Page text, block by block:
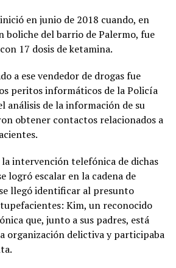
en junio de 2018 cuando, en
boliche del barrio de Palermo, fue
17 dosis de ketamina.
a ese vendedor de drogas fue
peritos informáticos de la Policía
análisis de la información de su
obtener contactos relacionados a
intervención telefónica de dichas
logró escalar en la cadena de
llegó identificar al presunto
Kim, un reconocido
que, junto a sus padres, está
organización delictiva y participaba